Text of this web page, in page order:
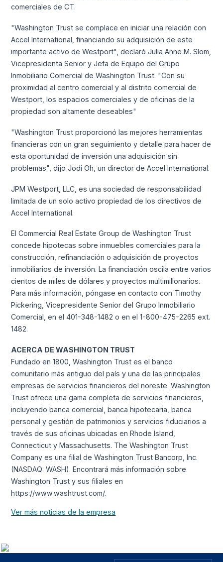
comerciales de CT.
"Washington Trust se complace en iniciar una relación con
Accel International, financiando su adquisición de este
importante activo de Westport", declaró Julia Anne M. Slom,
Vicepresidenta Senior y Jefa de Equipo del Grupo
Inmobiliario Comercial de Washington Trust. "Con su
proximidad al centro comercial y al distrito comercial de
Westport, los espacios comerciales y de oficinas de la
propiedad son altamente deseables"
"Washington Trust proporcionó las mejores herramientas
financieras con un gran seguimiento y detalle para hacer de
esta oportunidad de inversión una adquisición sin
problemas", dijo Jodi Oh, un director de Accel International.
JPM Westport, LLC, es una sociedad de responsabilidad
limitada de un solo activo propiedad de los directivos de
Accel International.
El Commercial Real Estate Group de Washington Trust
concede hipotecas sobre inmuebles comerciales para la
construcción, refinanciación o adquisición de proyectos
inmobiliarios de inversión. La financiación oscila entre varios
cientos de miles de dólares y proyectos multimillonarios.
Para más información, póngase en contacto con Timothy
Pickering, Vicepresidente Senior del Grupo Inmobiliario
Comercial, en el 401-348-1482 o en el 1-800-475-2265 ext.
1482.
ACERCA DE WASHINGTON TRUST
Fundado en 1800, Washington Trust es el banco
comunitario más antiguo del país y una de las principales
empresas de servicios financieros del noreste. Washington
Trust ofrece una gama completa de servicios financieros,
incluyendo banca comercial, banca hipotecaria, banca
personal y gestión de patrimonios y servicios fiduciarios a
través de sus oficinas ubicadas en Rhode Island,
Connecticut y Massachusetts. The Washington Trust
Company es una filial de Washington Trust Bancorp, Inc.
(NASDAQ: WASH). Encontrará más información sobre
Washington Trust y sus filiales en
https://www.washtrust.com/.
Ver más noticias de la empresa